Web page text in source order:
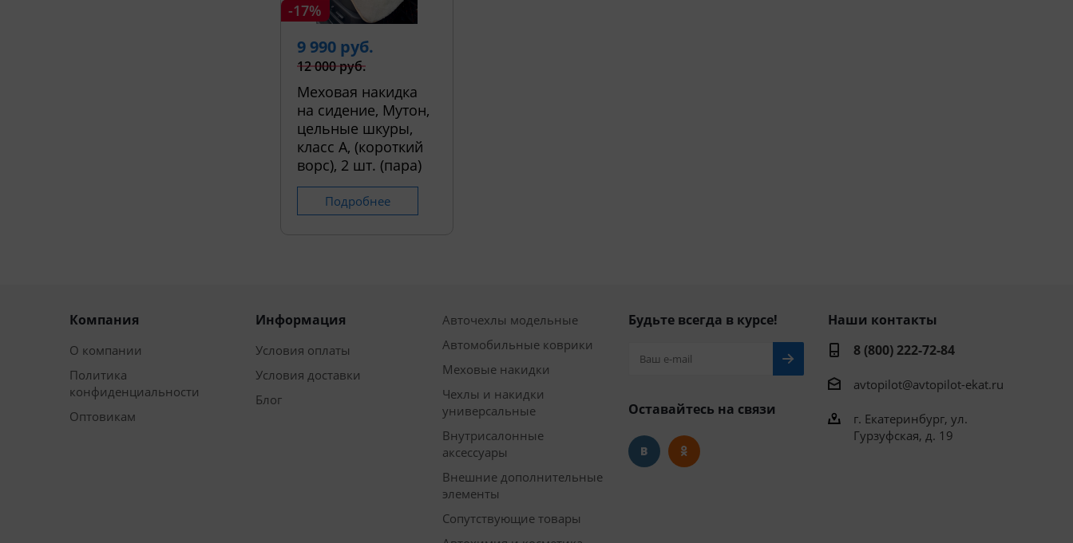
-17%
9 990 руб.
12 000 руб.
Меховая накидка
на сидение, Мутон,
цельные шкуры,
класс А, (короткий
ворс), 2 шт. (пара)
Подробнее
Компания
О компании
Политика
конфиденциальности
Оптовикам
Информация
Условия оплаты
Условия доставки
Блог
Авточехлы модельные
Автомобильные коврики
Меховые накидки
Чехлы и накидки
универсальные
Внутрисалонные
аксессуары
Внешние дополнительные
элементы
Сопутствующие товары
Будьте всегда в курсе!
Оставайтесь на связи
Наши контакты
8 (800) 222-72-84
avtopilot@avtopilot-ekat.ru
г. Екатеринбург, ул.
Гурзуфская, д. 19